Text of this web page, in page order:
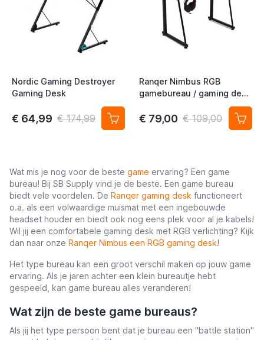
Nordic Gaming Destroyer
Gaming Desk
€ 64,99 € 174,99
Ranqer Nimbus RGB
gamebureau / gaming desk
€ 79,00 € 109,00
Wat mis je nog voor de beste game ervaring? Een game
bureau! Bij SB Supply vind je de beste. Een game bureau
biedt vele voordelen. De Ranqer gaming desk functioneert
o.a. als een volwaardige muismat met een ingebouwde
headset houder en biedt ook nog eens plek voor al je kabels!
Wil jij een comfortabele gaming desk met RGB verlichting? Kijk
dan naar onze Ranqer Nimbus een RGB gaming desk!
Het type bureau kan een groot verschil maken op jouw game
ervaring. Als je jaren achter een klein bureautje hebt
gespeeld, kan game bureau alles veranderen!
Wat zijn de beste game bureaus?
Als jij het type persoon bent dat je bureau een "battle station"